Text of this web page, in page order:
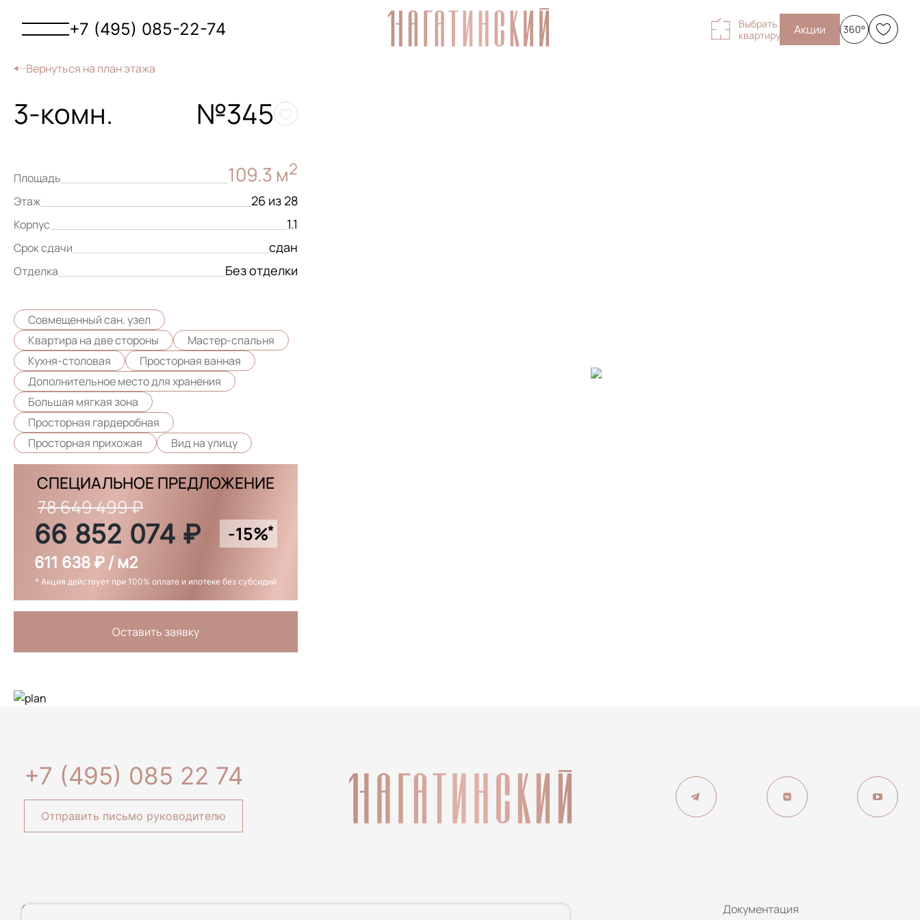
+7 (495) 085-22-74
Выбрать
квартиру
Акции 360°
Вернуться на план этажа
3-комн. №345
Площадь 109.3 м2
Этаж 26 из 28
Корпус 1.1
Срок сдачи сдан
Отделка Без отделки
Совмещенный сан. узел
Квартира на две стороны
Мастер-спальня
Кухня-столовая
Просторная ванная
Дополнительное место для хранения
Большая мягкая зона
Просторная гардеробная
Просторная прихожая
Вид на улицу
СПЕЦИАЛЬНОЕ ПРЕДЛОЖЕНИЕ
78 649 499 ₽
-15%*
66 852 074 ₽
611 638 ₽ / м2
* Акция действует при 100% оплате и ипотеке без субсидий
Оставить заявку
+7 (495) 085 22 74
Отправить письмо руководителю
© 2020-2026 ООО Специализированный застройщик «АЛЬФА». Данный Интернет-сайт носит исключительно
Документация